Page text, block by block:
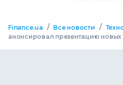
Finance.ua / Все новости /
анонсировал презентацию